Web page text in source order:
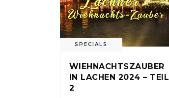
SPECIALS
WIEHNACHTSZAUBER
IN LACHEN 2024 – TEIL
2